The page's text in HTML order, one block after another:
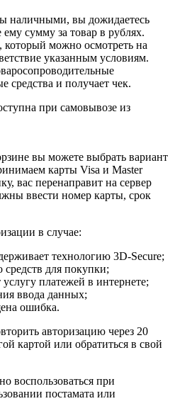
наличными, вы дожидаетесь
ему сумму за товар в рублях.
который можно осмотреть на
указанным условиям.
средства и получает чек.
при самовывозе из
вы можете выбрать вариант
карты Visa и Master
вас перенаправит на сервер
ввести номер карты, срок
в случае:
технологию 3D-Secure;
средств для покупки;
платежей в интернете;
ввода данных;
ошибка.
авторизацию через 20
картой или обратиться в свой
воспользоваться при
постамата или